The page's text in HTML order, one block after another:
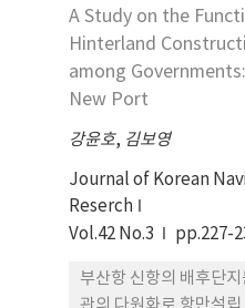
시키는 데 필수적이다.
효율적으로 운영하고 결
Container Handling
위치와 상태확인이 요구
화 장비의 실시간 위치
스템을 실제 개발, 적용,
드 이송장비 자동화 시
펴본 후 실제로 적용하
방안에 대해 제시하였
A Study on the
Hinterland
among
New Port
강윤호, 김보영
Journal of Korean
Reserch
Vol.42 No.3
pp.227-
부산항 신항의 배후단지